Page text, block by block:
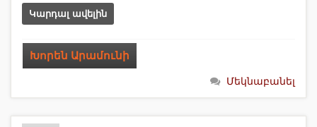
Կարդալ ավելին
Խորեն Արամունի
Մեկնաբանել